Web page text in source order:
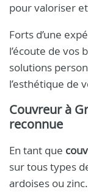
pour valoriser
Forts d’une
l’écoute de vos
solutions
l’esthétique de
Couvreur à
reconnue
En tant que
sur tous types
ardoises ou